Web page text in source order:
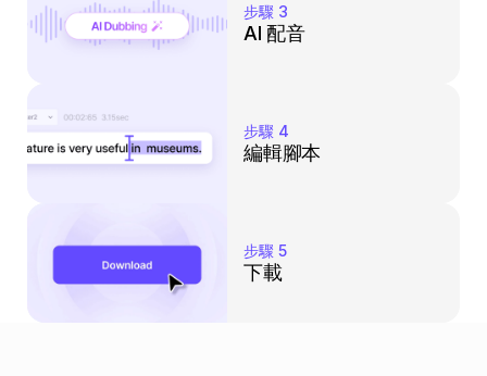
步驟 3
AI 配音
步驟 4
編輯腳本
步驟 5
下載